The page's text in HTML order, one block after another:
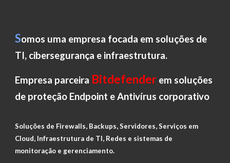
Somos uma empresa focada em soluções de
TI, cibersegurança e infraestrutura.
Empresa parceira Bitdefender em soluções
de proteção Endpoint e Antivírus corporativo
Soluções de Firewalls, Backups, Servidores, Serviços em
Cloud, Infraestrutura de TI, Redes e sistemas de
monitoração e gerenciamento.